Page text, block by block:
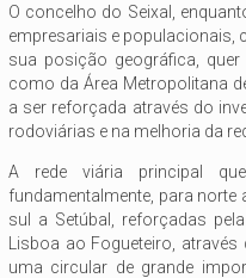
O concelho do Seixal,
empresariais e populacionais,
sua posição geográfica, quer
como da Área Metropolitana
a ser reforçada através do
rodoviárias e na melhoria da
A rede viária principal
fundamentalmente, para norte
sul a Setúbal, reforçadas
Lisboa ao Fogueteiro,
uma circular de grande